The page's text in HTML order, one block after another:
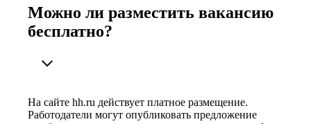
Можно ли разместить вакансию
бесплатно?
На сайте hh.ru действует платное размещение.
Работодатели могут опубликовать предложение